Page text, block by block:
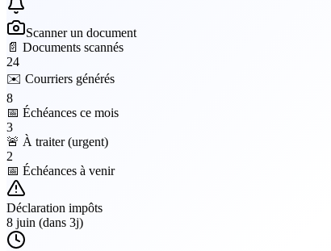
Scanner un document
📄 Documents scannés
24
✉️ Courriers générés
8
📅 Échéances ce mois
3
🚨 À traiter (urgent)
2
📅 Échéances à venir
Déclaration impôts
8 juin (dans 3j)